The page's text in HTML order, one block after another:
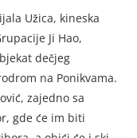
Užica, kineska
Ji Hao,
dečjeg
na Ponikvama.
zajedno sa
gde će im biti